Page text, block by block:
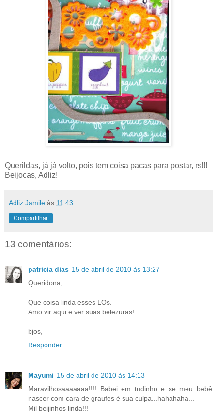
Querildas, já já volto, pois tem coisa pacas para postar, rs!!!
Beijocas, Adliz!
Adliz Jamile às 11:43
Compartilhar
13 comentários:
patricia dias 15 de abril de 2010 às 13:27
Queridona,
Que coisa linda esses LOs.
Amo vir aqui e ver suas belezuras!
bjos,
Responder
Mayumi 15 de abril de 2010 às 14:13
Maravilhosaaaaaaa!!!! Babei em tudinho e se meu bebê
nascer com cara de graufes é sua culpa...hahahaha...
Mil beijinhos linda!!!